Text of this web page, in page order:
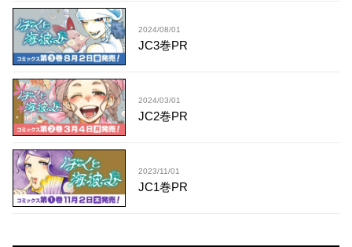
2024/08/01
JC3巻PR
2024/03/01
JC2巻PR
2023/11/01
JC1巻PR